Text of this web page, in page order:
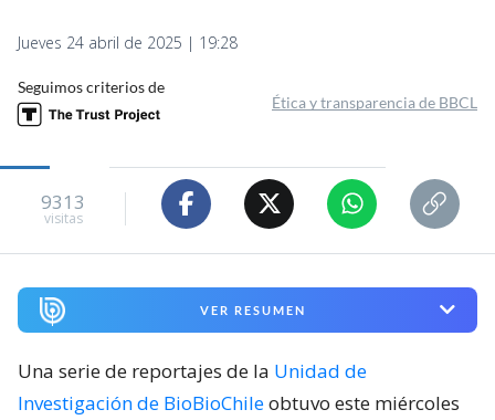
Jueves 24 abril de 2025 | 19:28
Seguimos criterios de
Ética y transparencia de BBCL
9313
visitas
VER RESUMEN
Una serie de reportajes de la Unidad de
Investigación de BioBioChileobtuvo este miércoles